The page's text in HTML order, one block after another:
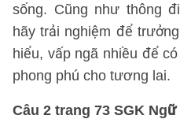
sống. Cũng như thông
hãy trải nghiệm để
hiểu, vấp ngã nhiều để
phong phú cho tương lai.
Câu 2 trang 73 SGK